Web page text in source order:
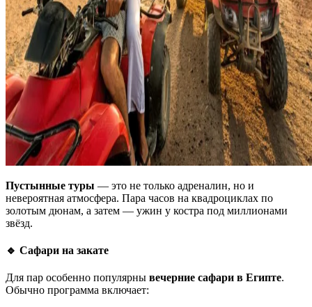
Пустынные туры — это не только адреналин, но и
невероятная атмосфера. Пара часов на квадроциклах по
золотым дюнам, а затем — ужин у костра под миллионами
звёзд.
🔹 Сафари на закате
Для пар особенно популярны вечерние сафари в Египте.
Обычно программа включает: